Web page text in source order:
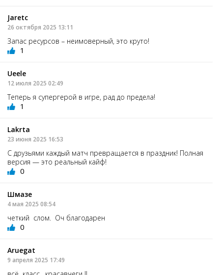
Jaretc
26 октября 2025 13:11
Запас ресурсов – неимоверный, это круто!
1
Ueele
12 июля 2025 02:49
Теперь я супергерой в игре, рад до предела!
1
Lakrta
23 июня 2025 16:53
С друзьями каждый матч превращается в праздник! Полная
версия — это реальный кайф!
0
Шмазе
4 мая 2025 08:54
четкий слом. Оч благодарен
0
Aruegat
9 апреля 2025 17:49